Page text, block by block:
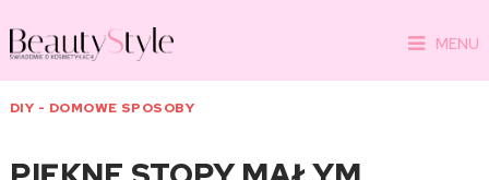
MENU
DIY - DOMOWE SPOSOBY